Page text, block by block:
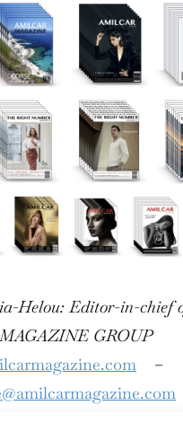
Helou: Editor-in-chief
GROUP
–